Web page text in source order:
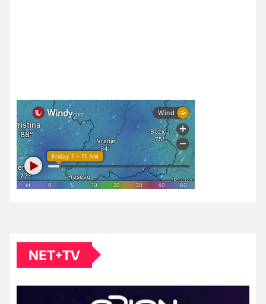
NET+TV